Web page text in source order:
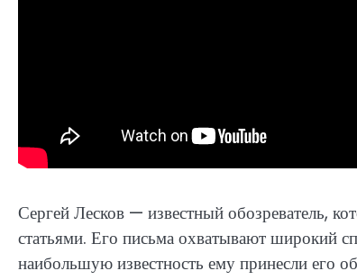
Сергей Лесков — известный обозреватель,
статьями. Его письма охватывают широкий
наибольшую известность ему принесли его